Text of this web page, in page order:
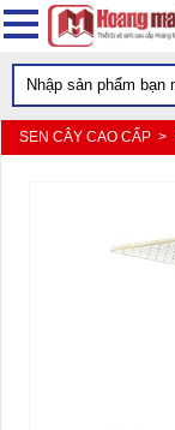
SEN CÂY CAO CẤP >